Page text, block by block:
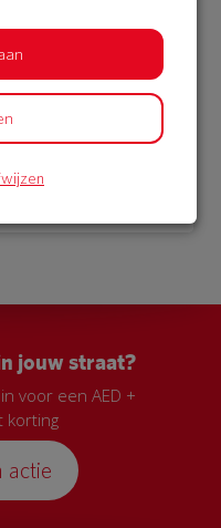
jouw straat?
voor een AED +
korting
actie